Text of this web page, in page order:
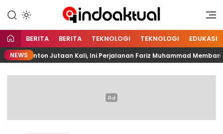
Indoaktual
Indonesia Aktual
BERITA BERITA TEKNOLOGI TEKNOLOGI EDUKASI
NEWSJutaan Kali, Ini Perjalanan Fariz Muhammad Membangun